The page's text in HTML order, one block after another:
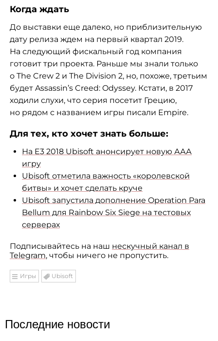
Когда ждать
До выставки еще далеко, но приблизительную
дату релиза ждем на первый квартал 2019.
На следующий фискальный год компания
готовит три проекта. Раньше мы знали только
о The Crew 2 и The Division 2, но, похоже, третьим
будет Assassin’s Creed: Odyssey. Кстати, в 2017
ходили слухи, что серия посетит Грецию,
но рядом с названием игры писали Empire.
Для тех, кто хочет знать больше:
На E3 2018 Ubisoft анонсирует новую ААА
игру
Ubisoft отметила важность «королевской
битвы» и хочет сделать круче
Ubisoft запустила дополнение Operation Para
Bellum для Rainbow Six Siege на тестовых
серверах
Подписывайтесь на наш нескучный канал в
Telegram, чтобы ничего не пропустить.
Игры Ubisoft
Последние новости